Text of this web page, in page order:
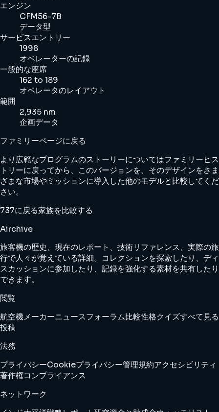
エンジン
CFM56-7B
データ型
サービスエントリー
1998
オペレーターの記録
一般的な座席
162 to 189
オペレータのレイアウト
範囲
2,935 nm
企画データ
ファミリーページに戻る
より広範なプログラムのストーリーについてはファミリーヒス
トリーに戻ってから、このバージョンを、そのデザインをさま
ざまな市場やミッションに導入した他のモデルと比較してくだ
さい。
737に戻る家族を比較する
Airchive
旅客機の歴史、現在のレポート、技術リファレンス、実際の旅
行で人々が覚えている詳細。コレクションを探索したり、ディ
スカッションに参加したり、記録を強化する素材を共有したり
できます。
閲覧
航空機メーカーニュースフォーラム比較性格クイズすべて見る
投稿
法務
プライバシーCookieプライバシー管理規約アクセシビリティ
著作権コンプライアンス
ネットワーク